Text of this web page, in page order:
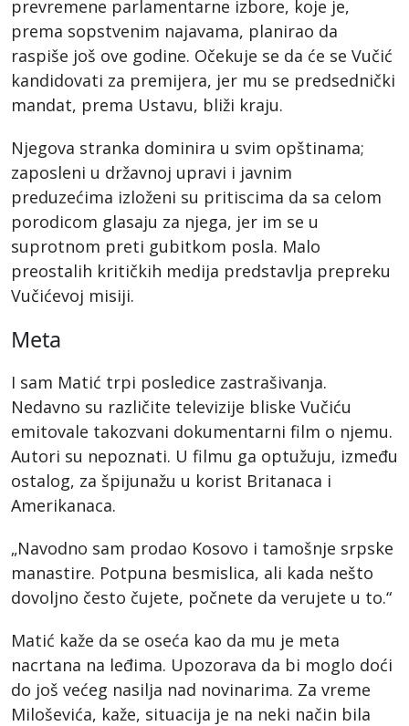
prevremene parlamentarne izbore, koje je,
prema sopstvenim najavama, planirao da
raspiše još ove godine. Očekuje se da će se Vučić
kandidovati za premijera, jer mu se predsednički
mandat, prema Ustavu, bliži kraju.
Njegova stranka dominira u svim opštinama;
zaposleni u državnoj upravi i javnim
preduzećima izloženi su pritiscima da sa celom
porodicom glasaju za njega, jer im se u
suprotnom preti gubitkom posla. Malo
preostalih kritičkih medija predstavlja prepreku
Vučićevoj misiji.
Meta
I sam Matić trpi posledice zastrašivanja.
Nedavno su različite televizije bliske Vučiću
emitovale takozvani dokumentarni film o njemu.
Autori su nepoznati. U filmu ga optužuju, između
ostalog, za špijunažu u korist Britanaca i
Amerikanaca.
„Navodno sam prodao Kosovo i tamošnje srpske
manastire. Potpuna besmislica, ali kada nešto
dovoljno često čujete, počnete da verujete u to.“
Matić kaže da se oseća kao da mu je meta
nacrtana na leđima. Upozorava da bi moglo doći
do još većeg nasilja nad novinarima. Za vreme
Miloševića, kaže, situacija je na neki način bila